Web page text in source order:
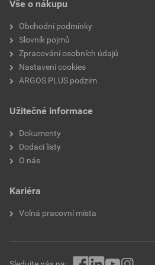
Vše o nákupu
Obchodní podmínky
Slovník pojmů
Zpracování osobních údajů
Nastavení cookies
ARGOS PLUS podzim
Užitečné informace
Dokumenty
Dodací listy
O nás
Kariéra
Volná pracovní místa